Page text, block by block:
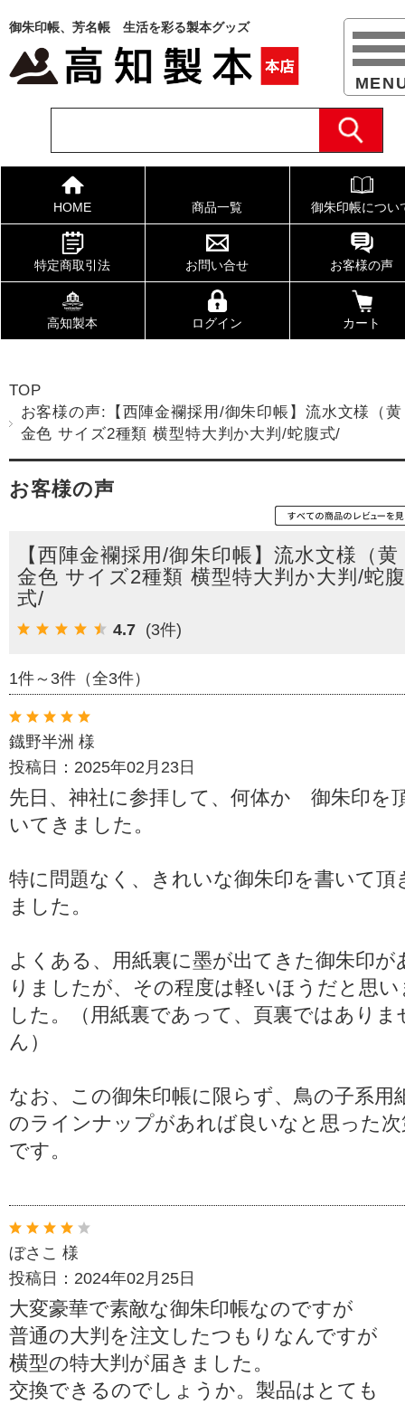
御朱印帳、芳名帳 生活を彩る製本グッズ
HOME 商品一覧 御朱印帳につい
特定商取引法 お問い合せ お客様の声
高知製本 ログイン カート
TOP
お客様の声:【西陣金襴採用/御朱印帳】流水文様（黄
金色 サイズ2種類 横型特大判か大判/蛇腹式/
お客様の声
【西陣金襴採用/御朱印帳】流水文様（黄
金色 サイズ2種類 横型特大判か大判/蛇
式/
4.7 (3件)
1件～3件（全3件）
鐡野半洲 様
投稿日：2025年02月23日
先日、神社に参拝して、何体か 御朱印を
いてきました。
特に問題なく、きれいな御朱印を書いて頂
ました。
よくある、用紙裏に墨が出てきた御朱印が
りましたが、その程度は軽いほうだと思い
した。（用紙裏であって、頁裏ではありま
ん）
なお、この御朱印帳に限らず、鳥の子系用
のラインナップがあれば良いなと思った次
です。
ぼさこ 様
投稿日：2024年02月25日
大変豪華で素敵な御朱印帳なのですが
普通の大判を注文したつもりなんですが
横型の特大判が届きました。
交換できるのでしょうか。製品はとても